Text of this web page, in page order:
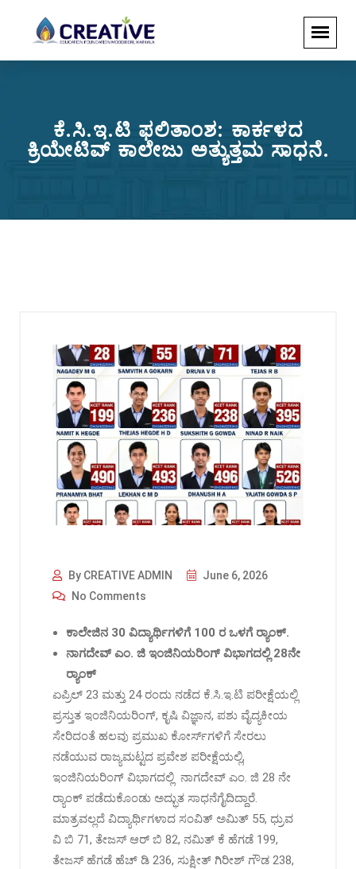
ಕೆ.ಸಿ.ಇ.ಟಿ ಫಲಿತಾಂಶ: ಕಾರ್ಕಳದ
ಕ್ರಿಯೇಟಿವ್ ಕಾಲೇಜು ಅತ್ಯುತ್ತಮ ಸಾಧನೆ.
By CREATIVE ADMIN
June 6, 2026
No Comments
ಕಾಲೇಜಿನ 30 ವಿದ್ಯಾರ್ಥಿಗಳಿಗೆ 100 ರ ಒಳಗೆ ರ‍್ಯಾಂಕ್‌.
ನಾಗದೇವ್‌ಎಂ. ಜಿ ಇಂಜಿನಿಯರಿಂಗ್ ವಿಭಾಗದಲ್ಲಿ 28ನೇ
ರ‍್ಯಾಂಕ್‌
ಏಪ್ರಿಲ್ 23 ಮತ್ತು 24 ರಂದು ನಡೆದ ಕೆ.ಸಿ.ಇ.ಟಿ ಪರೀಕ್ಷೆಯಲ್ಲಿ
ಪ್ರಸ್ತುತ ಇಂಜಿನಿಯರಿಂಗ್, ಕೃಷಿ ವಿಜ್ಞಾನ, ಪಶು ವೈದ್ಯಕೀಯ
ಸೇರಿದಂತೆ ಹಲವು ಪ್ರಮುಖ ಕೋರ್ಸ್‌ಗಳಿಗೆ ಸೇರಲು
ನಡೆಯುವ ರಾಜ್ಯಮಟ್ಟದ ಪ್ರವೇಶ ಪರೀಕ್ಷೆಯಲ್ಲಿ,
ಇಂಜಿನಿಯರಿಂಗ್ ವಿಭಾಗದಲ್ಲಿ ನಾಗದೇವ್‌ ಎಂ. ಜಿ 28 ನೇ
ರ‍್ಯಾಂಕ್ ಪಡೆದುಕೊಂಡು ಅದ್ಭುತ ಸಾಧನೆಗೈದಿದ್ದಾರೆ.
ಮಾತ್ರವಲ್ಲದೆ ವಿದ್ಯಾರ್ಥಿಗಳಾದ ಸಂವಿತ್‌ ಅಮಿತ್‌ 55, ಧ್ರುವ
ವಿ ಬಿ 71, ತೇಜಸ್‌ ಆರ್‌ ಬಿ 82, ನಮಿತ್‌ ಕೆ ಹೆಗಡೆ 199,
ತೇಜಸ್‌ ಹೆಗಡೆ ಹೆಚ್‌ ಡಿ 236, ಸುಕ್ಷೀತ್‌ ಗಿರೀಶ್‌ ಗೌಡ 238,